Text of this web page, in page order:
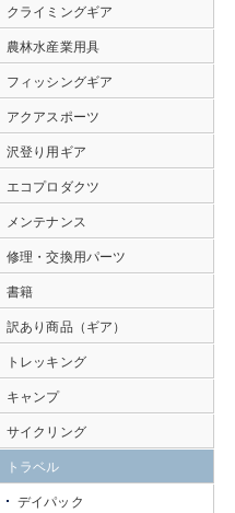
クライミングギア
農林水産業用具
フィッシングギア
アクアスポーツ
沢登り用ギア
エコプロダクツ
メンテナンス
修理・交換用パーツ
書籍
訳あり商品（ギア）
トレッキング
キャンプ
サイクリング
トラベル
デイパック